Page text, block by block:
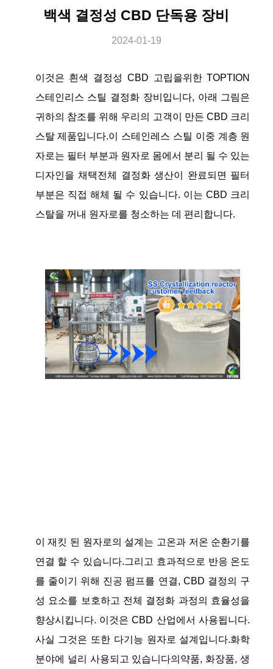
백색 결정성 CBD 단독용 장비
2024-01-19
이것은 흰색 결정성 CBD 고립을위한 TOPTION
스테인리스 스틸 결정화 장비입니다, 아래 그림은
귀하의 참조를 위해 우리의 고객이 만든 CBD 크리
스탈 제품입니다.이 스테인레스 스틸 이중 계층 원
자로는 필터 부분과 원자로 몸에서 분리 될 수 있는
디자인을 채택전체 결정화 생산이 완료되면 필터
부분은 직접 해체 될 수 있습니다. 이는 CBD 크리
스탈을 꺼내 원자로를 청소하는 데 편리합니다.
이 재킷 된 원자로의 설계는 고온과 저온 순환기를
연결 할 수 있습니다.그리고 효과적으로 반응 온도
를 줄이기 위해 진공 펌프를 연결, CBD 결정의 구
성 요소를 보호하고 전체 결정화 과정의 효율성을
향상시킵니다. 이것은 CBD 산업에서 사용됩니다.
사실 그것은 또한 다기능 원자로 설계입니다.화학
분야에 널리 사용되고 있습니다의약품, 화장품, 생